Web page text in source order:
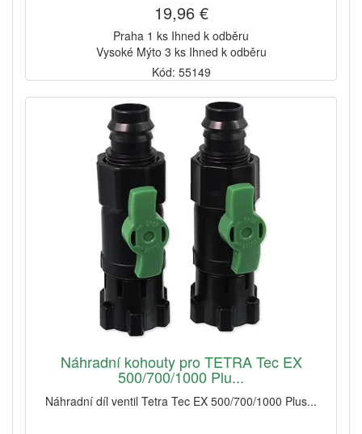
19,96 €
Praha 1 ks Ihned k odběru
Vysoké Mýto 3 ks Ihned k odběru
Kód: 55149
Náhradní kohouty pro TETRA Tec EX
500/700/1000 Plu...
Náhradní díl ventil Tetra Tec EX 500/700/1000 Plus...